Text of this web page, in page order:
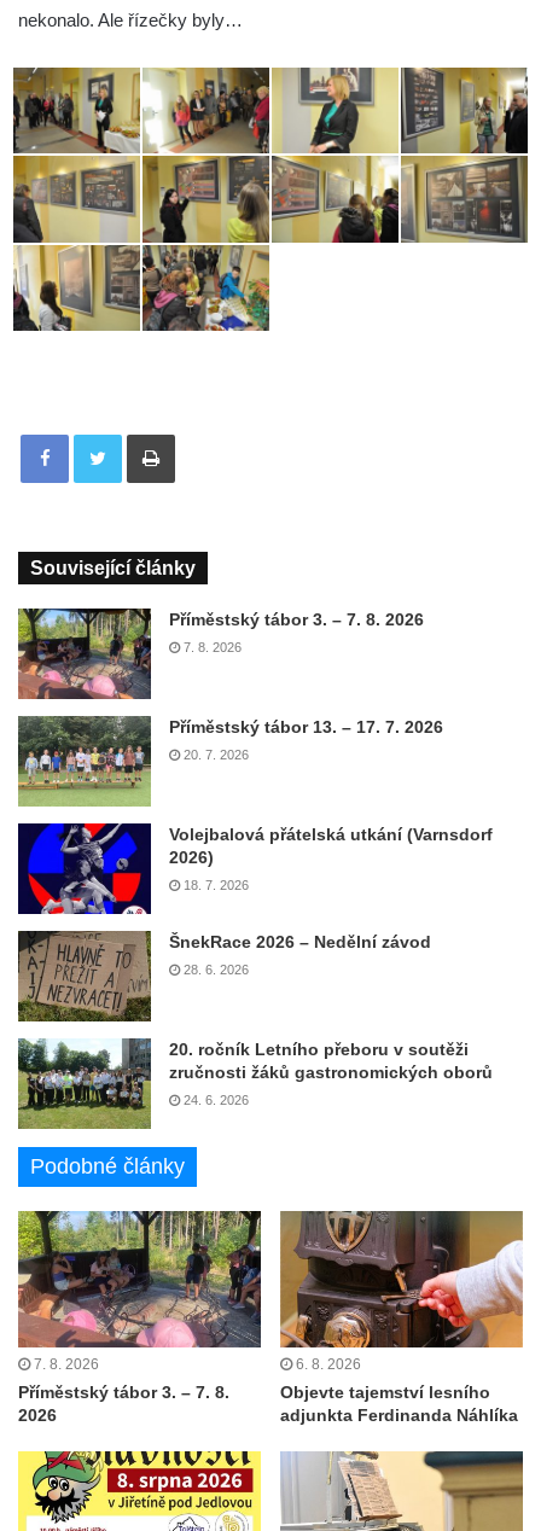
nekonalo. Ale řízečky byly…
Tisknout
Související články
Příměstský tábor 3. – 7. 8. 2026
7. 8. 2026
Příměstský tábor 13. – 17. 7. 2026
20. 7. 2026
Volejbalová přátelská utkání (Varnsdorf
2026)
18. 7. 2026
ŠnekRace 2026 – Nedělní závod
28. 6. 2026
20. ročník Letního přeboru v soutěži
zručnosti žáků gastronomických oborů
24. 6. 2026
Podobné články
7. 8. 2026
Příměstský tábor 3. – 7. 8.
2026
6. 8. 2026
Objevte tajemství lesního
adjunkta Ferdinanda Náhlíka